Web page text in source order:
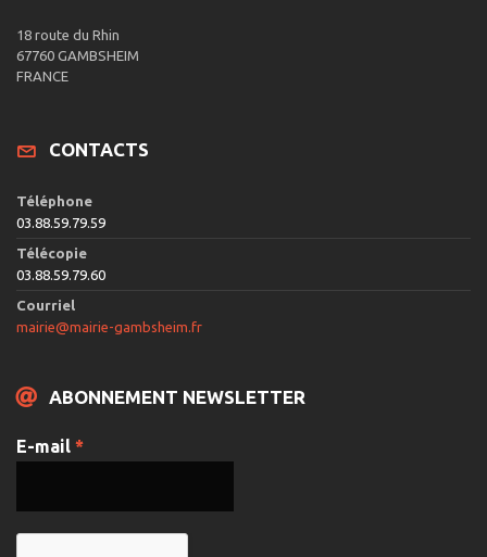
18 route du Rhin
67760 GAMBSHEIM
FRANCE
CONTACTS
Téléphone
03.88.59.79.59
Télécopie
03.88.59.79.60
Courriel
mairie@mairie-gambsheim.fr
ABONNEMENT NEWSLETTER
E-mail *